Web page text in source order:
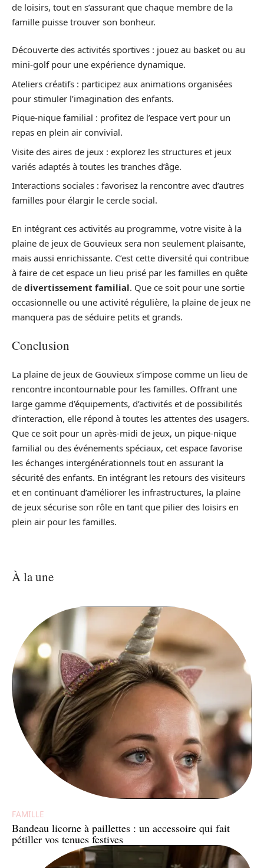
de loisirs, tout en s’assurant que chaque membre de la
famille puisse trouver son bonheur.
Découverte des activités sportives : jouez au basket ou au
mini-golf pour une expérience dynamique.
Ateliers créatifs : participez aux animations organisées
pour stimuler l’imagination des enfants.
Pique-nique familial : profitez de l’espace vert pour un
repas en plein air convivial.
Visite des aires de jeux : explorez les structures et jeux
variés adaptés à toutes les tranches d’âge.
Interactions sociales : favorisez la rencontre avec d’autres
familles pour élargir le cercle social.
En intégrant ces activités au programme, votre visite à la
plaine de jeux de Gouvieux sera non seulement plaisante,
mais aussi enrichissante. C’est cette diversité qui contribue
à faire de cet espace un lieu prisé par les familles en quête
de divertissement familial. Que ce soit pour une sortie
occasionnelle ou une activité régulière, la plaine de jeux ne
manquera pas de séduire petits et grands.
Conclusion
La plaine de jeux de Gouvieux s’impose comme un lieu de
rencontre incontournable pour les familles. Offrant une
large gamme d’équipements, d’activités et de possibilités
d’interaction, elle répond à toutes les attentes des usagers.
Que ce soit pour un après-midi de jeux, un pique-nique
familial ou des événements spéciaux, cet espace favorise
les échanges intergénérationnels tout en assurant la
sécurité des enfants. En intégrant les retours des visiteurs
et en continuant d’améliorer les infrastructures, la plaine
de jeux sécurise son rôle en tant que pilier des loisirs en
plein air pour les familles.
À la une
FAMILLE
Bandeau licorne à paillettes : un accessoire qui fait
pétiller vos tenues festives